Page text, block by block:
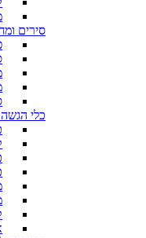
סירים
כלי